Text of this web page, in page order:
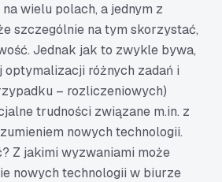
wielu polach, a jednym z
szczególnie na tym skorzystać,
Jednak jak to zwykle bywa,
różnych zadań i
– rozliczeniowych)
trudności związane m.in. z
nowych technologii.
Z jakimi wyzwaniami może
nowych technologii w biurze